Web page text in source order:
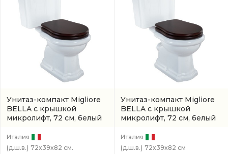
Унитаз-компакт Migliore
BELLA с крышкой
микролифт, 72 см, белый
Италия
(д.ш.в.) 72x39x82 см.
Унитаз-компакт Migliore
BELLA с крышкой
микролифт, 72 см, белый
Италия
(д.ш.в.) 72x39x82 см